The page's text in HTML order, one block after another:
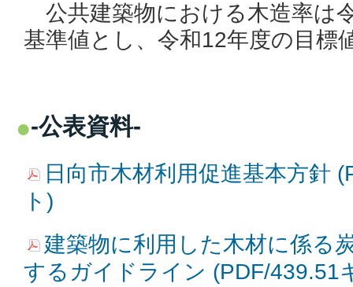
公共建築物における木造率は
基準値とし、令和12年度の目標
-公表資料-
日向市木材利用促進基本方針
ト)
建築物に利用した木材に係る
するガイドライン (PDF/439.51